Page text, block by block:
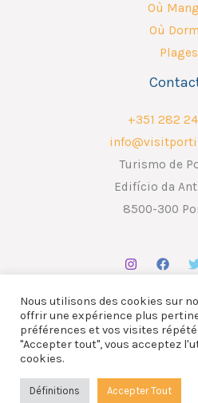
Où
Où
Plages
+351 282
Turismo de
Edifício da
8500-300
Copyright © 2026 ATP -
Design por
Nous utilisons des cookies sur
offrir une expérience plus
préférences et vos visites
"Accepter tout", vous acceptez
cookies.
Définitions Accepter Tout